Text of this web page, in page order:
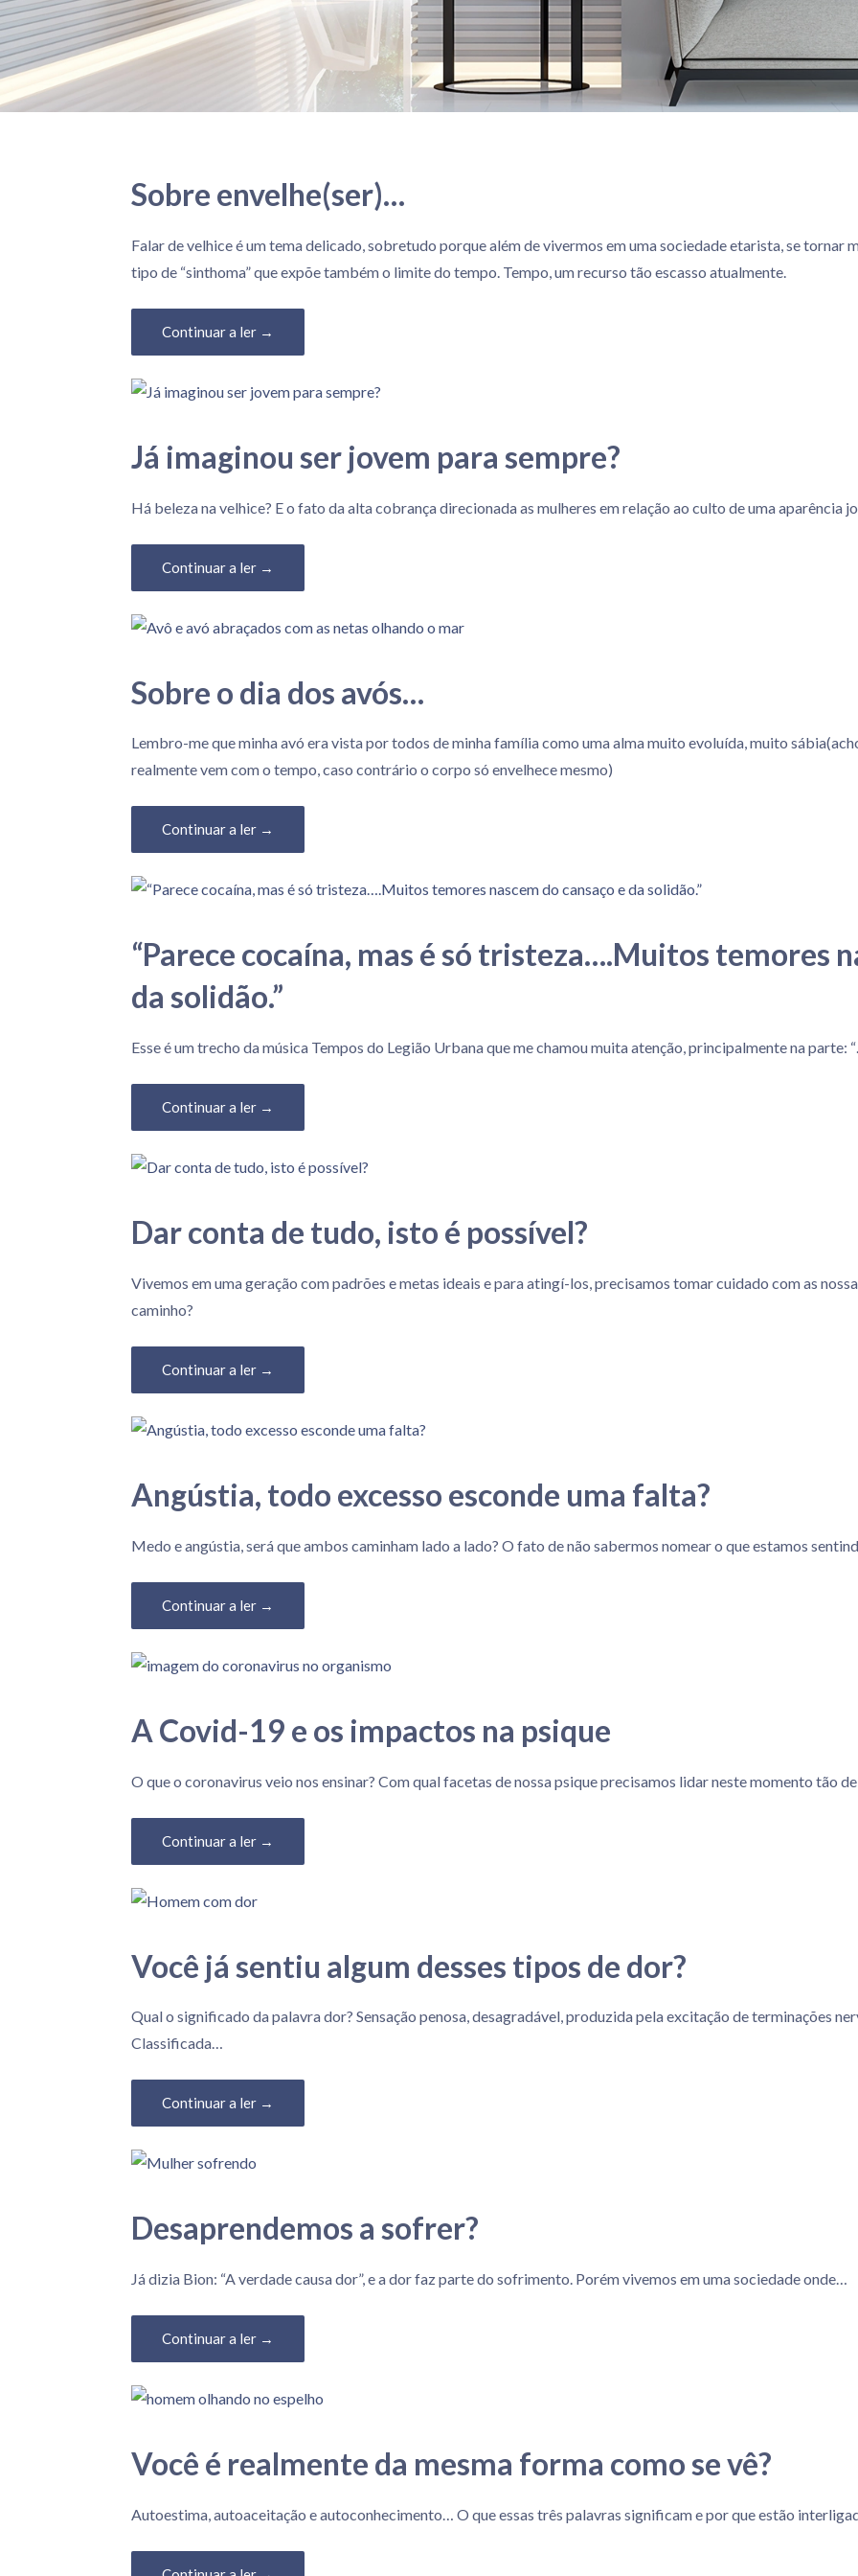
e
a
o
Sobre envelhe(ser)…
18 de Fevereiro, 2025
Falar de velhice é um tema delicado, sobretudo porque além de vivermos em uma sociedade etarista, se tornar
tipo de “sinthoma” que expõe também o limite do tempo. Tempo, um recurso tão escasso atualmente.
Continuar a ler →
Já imaginou ser jovem para sempre?
11 de Agosto, 2023
Há beleza na velhice? E o fato da alta cobrança direcionada as mulheres em relação ao culto de uma aparência
Continuar a ler →
Sobre o dia dos avós…
26 de Julho, 2023
Lembro-me que minha avó era vista por todos de minha família como uma alma muito evoluída, muito
realmente vem com o tempo, caso contrário o corpo só envelhece mesmo)
Continuar a ler →
“Parece cocaína, mas é só tristeza….Muitos temores
da solidão.”
2 de Julho, 2023
Esse é um trecho da música Tempos do Legião Urbana que me chamou muita atenção, principalmente na parte:
Continuar a ler →
Dar conta de tudo, isto é possível?
24 de Julho, 2020
Vivemos em uma geração com padrões e metas ideais e para atingí-los, precisamos tomar cuidado com as
caminho?
Continuar a ler →
Angústia, todo excesso esconde uma falta?
15 de Maio, 2020
Medo e angústia, será que ambos caminham lado a lado? O fato de não sabermos nomear o que estamos
Continuar a ler →
A Covid-19 e os impactos na psique
19 de Março, 2020
O que o coronavirus veio nos ensinar? Com qual facetas de nossa psique precisamos lidar neste momento tão
Continuar a ler →
Você já sentiu algum desses tipos de dor?
10 de Fevereiro, 2020
Qual o significado da palavra dor? Sensação penosa, desagradável, produzida pela excitação de terminações
Classificada…
Continuar a ler →
Desaprendemos a sofrer?
9 de Fevereiro, 2020
Já dizia Bion: “A verdade causa dor”, e a dor faz parte do sofrimento. Porém vivemos em uma sociedade onde…
Continuar a ler →
Você é realmente da mesma forma como se vê?
7 de Fevereiro, 2020
Autoestima, autoaceitação e autoconhecimento… O que essas três palavras significam e por que estão